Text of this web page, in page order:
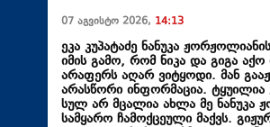
07 აგვისტო 2026, 14:13
ეკა კუპატაძე ნანუკა
იმის გამო, რომ ნიკა და გიგა
არაფერს აღარ ვიტყოდი. მან
არასწორი ინფორმაცია.
სულ არ მცალია ახლა მე ნანუკა
სამყარო ჩამოქცეული მაქვს.